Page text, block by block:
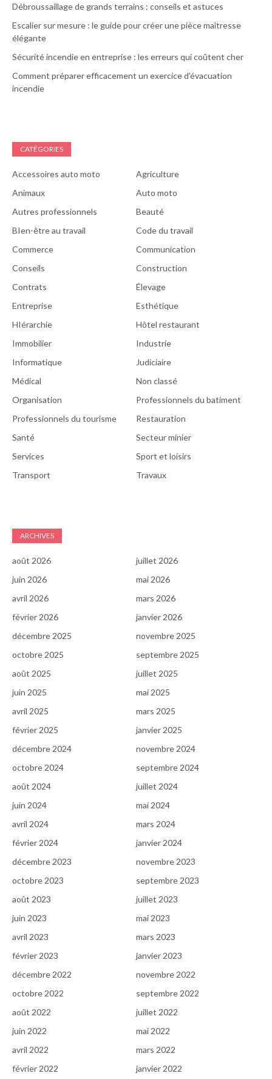
Débroussaillage de grands terrains : conseils et astuces
Escalier sur mesure : le guide pour créer une pièce maîtresse
élégante
Sécurité incendie en entreprise : les erreurs qui coûtent cher
Comment préparer efficacement un exercice d’évacuation
incendie
CATÉGORIES
Accessoires auto moto
Agriculture
Animaux
Auto moto
Autres professionnels
Beauté
BIen-être au travail
Code du travail
Commerce
Communication
Conseils
Construction
Contrats
Élevage
Entreprise
Esthétique
HIérarchie
Hôtel restaurant
Immobilier
Industrie
Informatique
Judiciaire
Médical
Non classé
Organisation
Professionnels du batiment
Professionnels du tourisme
Restauration
Santé
Secteur minier
Services
Sport et loisirs
Transport
Travaux
ARCHIVES
août 2026
juillet 2026
juin 2026
mai 2026
avril 2026
mars 2026
février 2026
janvier 2026
décembre 2025
novembre 2025
octobre 2025
septembre 2025
août 2025
juillet 2025
juin 2025
mai 2025
avril 2025
mars 2025
février 2025
janvier 2025
décembre 2024
novembre 2024
octobre 2024
septembre 2024
août 2024
juillet 2024
juin 2024
mai 2024
avril 2024
mars 2024
février 2024
janvier 2024
décembre 2023
novembre 2023
octobre 2023
septembre 2023
août 2023
juillet 2023
juin 2023
mai 2023
avril 2023
mars 2023
février 2023
janvier 2023
décembre 2022
novembre 2022
octobre 2022
septembre 2022
août 2022
juillet 2022
juin 2022
mai 2022
avril 2022
mars 2022
février 2022
janvier 2022